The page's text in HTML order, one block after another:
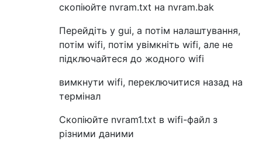
скопіюйте nvram.txt на nvram.bak
Перейдіть у gui, а потім налаштування,
потім wifi, потім увімкніть wifi, але не
підключайтеся до жодного wifi
вимкнути wifi, переключитися назад на
термінал
Скопіюйте nvram1.txt в wifi-файл з
різними даними